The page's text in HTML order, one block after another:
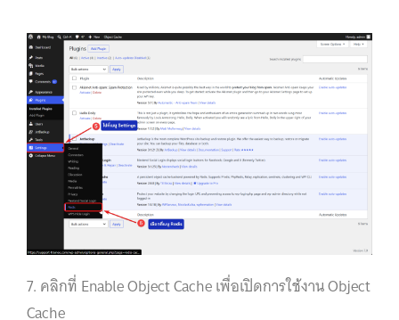
7. คลิกที่ Enable Object Cache เพื่อเปิดการใช้งาน Object
Cache